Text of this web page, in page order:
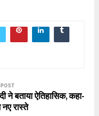
POST
ने बताया ऐतिहासिक, कहा-
रास्ते